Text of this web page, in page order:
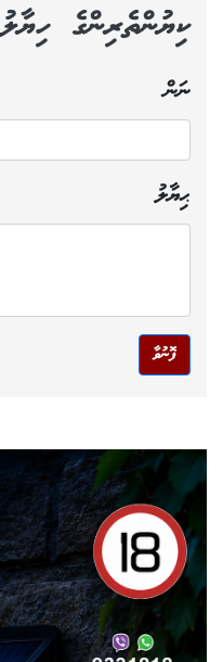
ކިޔުންތެރިންގެ ހިޔާލު
ނަން
ޙިޔާލު
ފޮނުވާ